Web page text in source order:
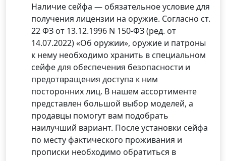
Наличие сейфа — обязательное условие для
получения лицензии на оружие. Согласно ст.
22 ФЗ от 13.12.1996 N 150-ФЗ (ред. от
14.07.2022) «Об оружии», оружие и патроны
к нему необходимо хранить в специальном
сейфе для обеспечения безопасности и
предотвращения доступа к ним
посторонних лиц. В нашем ассортименте
представлен большой выбор моделей, а
продавцы помогут вам подобрать
наилучший вариант. После установки сейфа
по месту фактического проживания и
прописки необходимо обратиться в